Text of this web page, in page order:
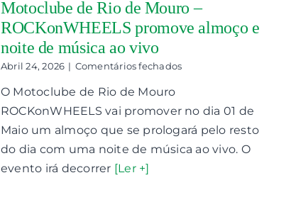
Motoclube de Rio de Mouro –
ROCKonWHEELS promove almoço e
noite de música ao vivo
Abril 24, 2026 | Comentários fechadosem
Mouro
–
O Motoclube de Rio de Mouro
ROCKonWHEELS vai promover no dia 01 de
Maio um almoço que se prologará pelo resto
do dia com uma noite de música ao vivo. O
evento irá decorrer [Ler +]